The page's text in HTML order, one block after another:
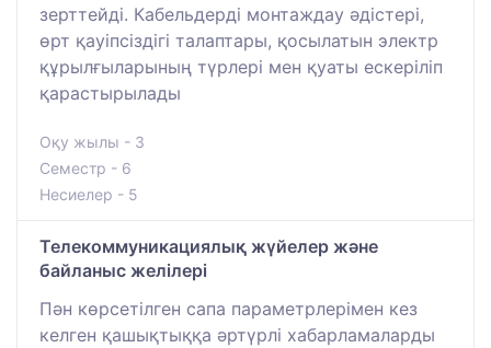
зерттейді. Кабельдерді монтаждау әдістері,
өрт қауіпсіздігі талаптары, қосылатын электр
құрылғыларының түрлері мен қуаты ескеріліп
қарастырылады
Оқу жылы - 3
Семестр - 6
Несиелер - 5
Телекоммуникациялық жүйелер және
байланыс желілері
Пән көрсетілген сапа параметрлерімен кез
келген қашықтыққа әртүрлі хабарламаларды